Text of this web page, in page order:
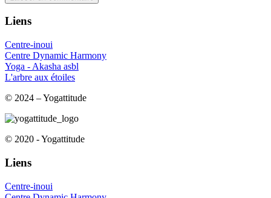
Liens
Centre-inoui
Centre Dynamic Harmony
Yoga - Akasha asbl
L'arbre aux étoiles
© 2024 – Yogattitude
© 2020 - Yogattitude
Liens
Centre-inoui